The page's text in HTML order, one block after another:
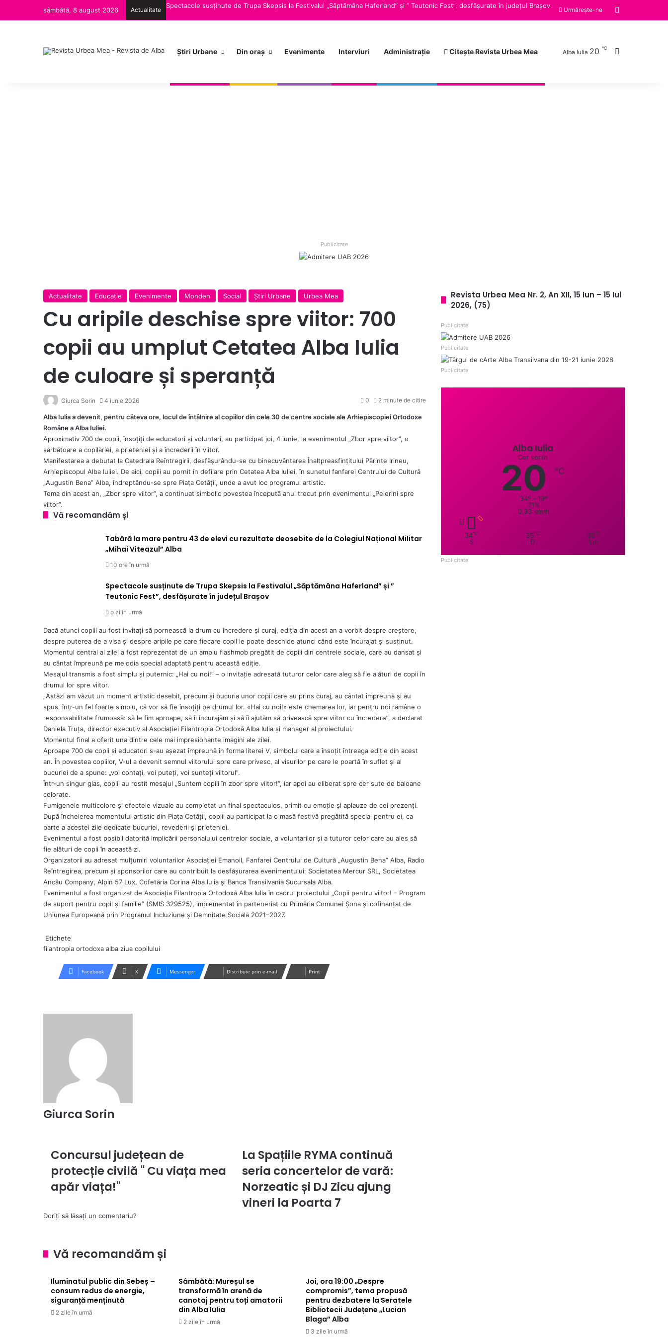
sâmbătă, 8 august 2026 Actualitate
Spectacole susținute de Trupa Skepsis la Festivalul „Săptămâna Haferland” și ” Teutonic Fest”, desfășurate în județul Brașov
Urmărește-ne
Ştiri Urbane Din oraș Evenimente Interviuri Administrație Citește Revista Urbea Mea Alba Iulia 20 ℃
Publicitate
Actualitate Educație Evenimente Monden Social Ştiri Urbane Urbea Mea
Cu aripile deschise spre viitor: 700
copii au umplut Cetatea Alba Iulia
de culoare și speranță
Giurca Sorin 4 iunie 2026 0 2 minute de citire
Alba Iulia a devenit, pentru câteva ore, locul de întâlnire al copiilor din cele 30 de centre sociale ale Arhiepiscopiei Ortodoxe
Române a Alba Iuliei.
Aproximativ 700 de copii, însoțiți de educatori și voluntari, au participat joi, 4 iunie, la evenimentul „Zbor spre viitor”, o
sărbătoare a copilăriei, a prieteniei și a încrederii în viitor.
Manifestarea a debutat la Catedrala Reîntregirii, desfășurându-se cu binecuvântarea Înaltpreasfințitului Părinte Irineu,
Arhiepiscopul Alba Iuliei. De aici, copiii au pornit în defilare prin Cetatea Alba Iuliei, în sunetul fanfarei Centrului de Cultură
„Augustin Bena” Alba, îndreptându-se spre Piața Cetății, unde a avut loc programul artistic.
Tema din acest an, „Zbor spre viitor”, a continuat simbolic povestea începută anul trecut prin evenimentul „Pelerini spre
viitor”.
Vă recomandăm și
Tabără la mare pentru 43 de elevi cu rezultate deosebite de la Colegiul Național Militar
„Mihai Viteazul” Alba
10 ore în urmă
Spectacole susținute de Trupa Skepsis la Festivalul „Săptămâna Haferland” și ”
Teutonic Fest”, desfășurate în județul Brașov
o zi în urmă
Dacă atunci copiii au fost invitați să pornească la drum cu încredere și curaj, ediția din acest an a vorbit despre creștere,
despre puterea de a visa și despre aripile pe care fiecare copil le poate deschide atunci când este încurajat și susținut.
Momentul central al zilei a fost reprezentat de un amplu flashmob pregătit de copiii din centrele sociale, care au dansat și
au cântat împreună pe melodia special adaptată pentru această ediție.
Mesajul transmis a fost simplu și puternic: „Hai cu noi!” – o invitație adresată tuturor celor care aleg să fie alături de copii în
drumul lor spre viitor.
„Astăzi am văzut un moment artistic desebit, precum și bucuria unor copii care au prins curaj, au cântat împreună și au
spus, într-un fel foarte simplu, că vor să fie însoțiți pe drumul lor. «Hai cu noi!» este chemarea lor, iar pentru noi rămâne o
responsabilitate frumoasă: să le fim aproape, să îi încurajăm și să îi ajutăm să privească spre viitor cu încredere”, a declarat
Daniela Truța, director executiv al Asociației Filantropia Ortodoxă Alba Iulia și manager al proiectului.
Momentul final a oferit una dintre cele mai impresionante imagini ale zilei.
Aproape 700 de copii și educatori s-au așezat împreună în forma literei V, simbolul care a însoțit întreaga ediție din acest
an. În povestea copiilor, V-ul a devenit semnul viitorului spre care privesc, al visurilor pe care le poartă în suflet și al
bucuriei de a spune: „voi contați, voi puteți, voi sunteți viitorul”.
Într-un singur glas, copiii au rostit mesajul „Suntem copiii în zbor spre viitor!”, iar apoi au eliberat spre cer sute de baloane
colorate.
Fumigenele multicolore și efectele vizuale au completat un final spectaculos, primit cu emoție și aplauze de cei prezenți.
După încheierea momentului artistic din Piața Cetății, copiii au participat la o masă festivă pregătită special pentru ei, ca
parte a acestei zile dedicate bucuriei, revederii și prieteniei.
Evenimentul a fost posibil datorită implicării personalului centrelor sociale, a voluntarilor și a tuturor celor care au ales să
fie alături de copii în această zi.
Organizatorii au adresat mulțumiri voluntarilor Asociației Emanoil, Fanfarei Centrului de Cultură „Augustin Bena” Alba, Radio
Reîntregirea, precum și sponsorilor care au contribuit la desfășurarea evenimentului: Societatea Mercur SRL, Societatea
Ancău Company, Alpin 57 Lux, Cofetăria Corina Alba Iulia și Banca Transilvania Sucursala Alba.
Evenimentul a fost organizat de Asociația Filantropia Ortodoxă Alba Iulia în cadrul proiectului „Copii pentru viitor! – Program
de suport pentru copil și familie” (SMIS 329525), implementat în parteneriat cu Primăria Comunei Șona și cofinanțat de
Uniunea Europeană prin Programul Incluziune și Demnitate Socială 2021–2027.
Etichete
filantropia ortodoxa alba ziua copilului
Facebook X Messenger Distribuie prin e-mail Print
Giurca Sorin
Concursul
de
protecție
civilă
Cu
viața!"
Concursul județean de
protecție civilă " Cu viața mea
apăr viața!"
La
RYMA
continuă
seria
concertelor
ajung
vineri
la
La Spațiile RYMA continuă
seria concertelor de vară:
Norzeatic și DJ Zicu ajung
vineri la Poarta 7
Doriți să lăsați un comentariu?
Vă recomandăm și
Iluminatul public din Sebeș –
consum redus de energie,
siguranță menținută
2 zile în urmă
Sâmbătă: Mureșul se
transformă în arenă de
canotaj pentru toți amatorii
din Alba Iulia
2 zile în urmă
Joi, ora 19:00 „Despre
compromis”, tema propusă
pentru dezbatere la Seratele
Bibliotecii Județene „Lucian
Blaga” Alba
3 zile în urmă
Revista Urbea Mea Nr. 2, An XII, 15 Iun – 15 Iul
2026, (75)
Publicitate
Publicitate
Publicitate
Alba Iulia
Cer senin
20 ℃
34º - 19º
71%
0.93 km/h
34℃
S
35℃
D
36℃
lun
Publicitate